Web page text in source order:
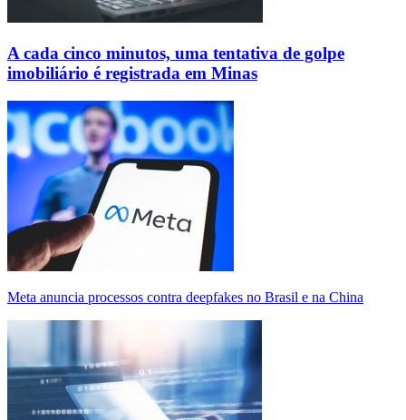
A cada cinco minutos, uma tentativa de golpe
imobiliário é registrada em Minas
Meta anuncia processos contra deepfakes no Brasil e na China